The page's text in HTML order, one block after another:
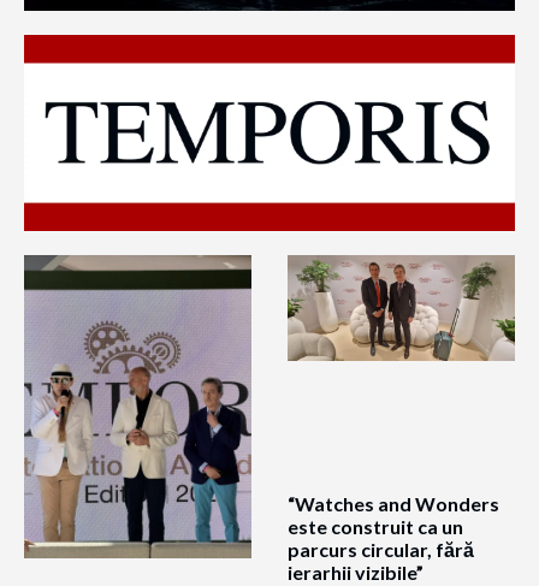
“Watches and Wonders
este construit ca un
parcurs circular, fără
ierarhii vizibile”